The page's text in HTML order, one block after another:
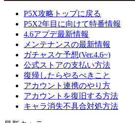
P5X攻略トップに戻る
P5X2年目に向けて特番情報
4.6アプデ最新情報
メンテナンスの最新情報
ガチャスケ予想(Ver.4.6~)
公式ストアの支払い方法
復帰したらやるべきこと
アカウント連携のやり方
アカウントを復旧する方法
キャラ消失不具合対処方法